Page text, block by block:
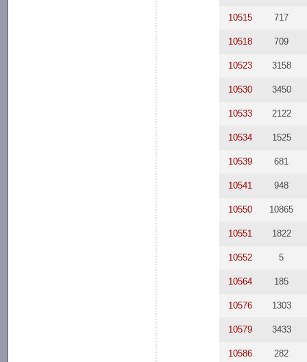
10515 717
10518 709
10523 3158
10530 3450
10533 2122
10534 1525
10539 681
10541 948
10550 10865
10551 1822
10552 5
10564 185
10576 1303
10579 3433
10586 282